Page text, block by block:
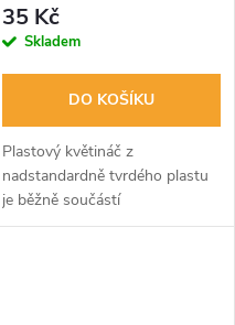
35 Kč
Skladem
DO KOŠÍKU
Plastový květináč z
nadstandardně tvrdého plastu
je běžně součástí
hydroponických systémů